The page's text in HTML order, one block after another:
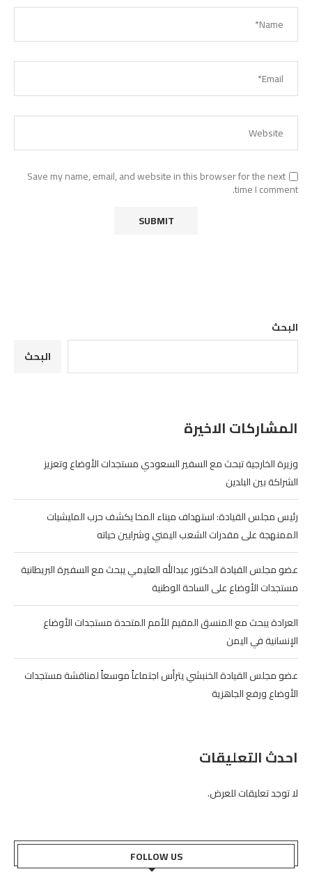
Save my name, email, and website in this browser for the next
time I comment.
البحث
البحث
المشاركات الاخيرة
وزيرة الخارجية تبحث مع السفير السعودي مستجدات الأوضاع وتعزيز
الشراكة بين البلدين
رئيس مجلس القيادة: استهداف ميناء المخا يكشف حرب المليشيات
الممنهجة على مقدرات الشعب اليمني وشرايين حياته
عضو مجلس القيادة الدكتور عبدالله العليمي يبحث مع السفيرة البريطانية
مستجدات الأوضاع على الساحة الوطنية
العرادة يبحث مع المنسق المقيم للأمم المتحدة مستجدات الأوضاع
الإنسانية في اليمن
عضو مجلس القيادة الخنبشي يترأس اجتماعاً موسعاً لمناقشة مستجدات
الأوضاع ورفع الجاهزية
احدث التعليقات
لا توجد تعليقات للعرض.
FOLLOW US